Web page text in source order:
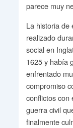
parece muy
La historia de
realizado
social en
1625 y había
enfrentado
compromiso
conflictos con
guerra civil
finalmente